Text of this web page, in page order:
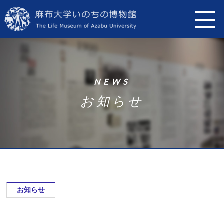
NEW S
お 知 ら せ
お知らせ